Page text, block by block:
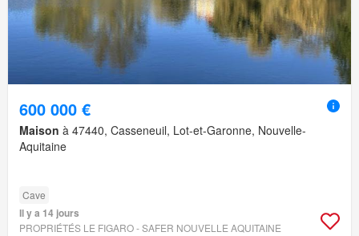
600 000 €
Maison à 47440, Casseneuil, Lot-et-Garonne, Nouvelle-
Aquitaine
Cave
Il y a 14 jours
PROPRIÉTÉS LE FIGARO - SAFER NOUVELLE AQUITAINE